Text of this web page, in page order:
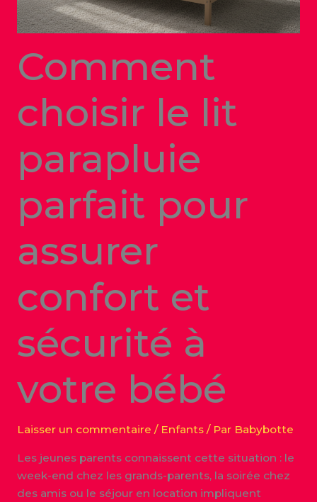
Comment
choisir le lit
parapluie
parfait pour
assurer
confort et
sécurité à
votre bébé
Laisser un commentaire / Enfants/ Par Babybotte
Les jeunes parents connaissent cette situation : le
week-end chez les grands-parents, la soirée chez
des amis ou le séjour en location impliquent